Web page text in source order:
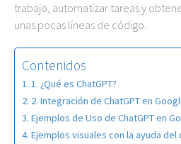
trabajo, automatizar tareas y
unas pocas líneas de código.
Contenidos
1. ¿Qué es ChatGPT?
2. Integración de ChatGPT en
Ejemplos de Uso de ChatGPT en
Ejemplos visuales con la ayuda